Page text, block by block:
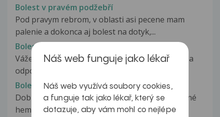
Bolest v pravém podžebří
Pod pravym rebrom, v oblasti asi pecene mam
palenie a dokonca aj bolest na dotyk,...
Bolest v pravém podžebří
Vážená paní doktorko Řeháčková, děkuji Vám za
odpověď, máte pravdu, že musím...
Bolest v pravém podžebří
Dobry den, v březnu 2016 mi byly zjisteny drobné
hemangiomy v játrech. Absolvovala...
Náš web funguje jako lékař
Náš web využívá soubory cookies,
a funguje tak jako lékař, který se
dotazuje, aby vám mohl co nejlépe